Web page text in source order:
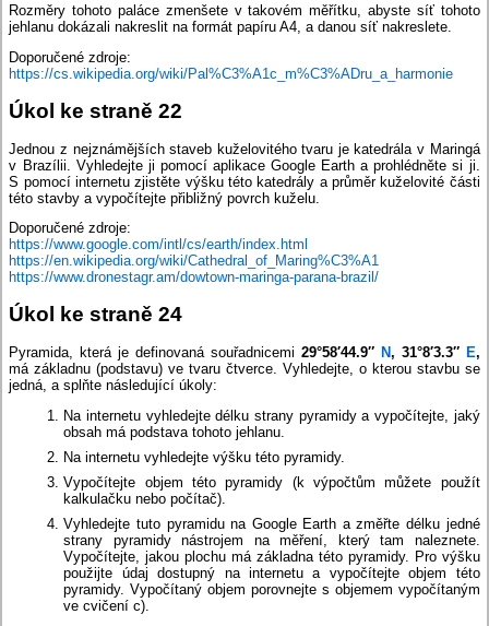
Rozměry tohoto paláce zmenšete v takovém měřítku, abyste síť tohoto
jehlanu dokázali nakreslit na formát papíru A4, a danou síť nakreslete.
Doporučené zdroje:
https://cs.wikipedia.org/wiki/Pal%C3%A1c_m%C3%ADru_a_harmonie
Úkol ke straně 22
Jednou z nejznámějších staveb kuželovitého tvaru je katedrála v Maringá
v Brazílii. Vyhledejte ji pomocí aplikace Google Earth a prohlédněte si ji.
S pomocí internetu zjistěte výšku této katedrály a průměr kuželovité části
této stavby a vypočítejte přibližný povrch kuželu.
Doporučené zdroje:
https://www.google.com/intl/cs/earth/index.html
https://en.wikipedia.org/wiki/Cathedral_of_Maring%C3%A1
https://www.dronestagr.am/dowtown-maringa-parana-brazil/
Úkol ke straně 24
Pyramida, která je definovaná souřadnicemi 29°58′44.9″ N, 31°8′3.3″ E,
má základnu (podstavu) ve tvaru čtverce. Vyhledejte, o kterou stavbu se
jedná, a splňte následující úkoly:
Na internetu vyhledejte délku strany pyramidy a vypočítejte, jaký
obsah má podstava tohoto jehlanu.
Na internetu vyhledejte výšku této pyramidy.
Vypočítejte objem této pyramidy (k výpočtům můžete použít
kalkulačku nebo počítač).
Vyhledejte tuto pyramidu na Google Earth a změřte délku jedné
strany pyramidy nástrojem na měření, který tam naleznete.
Vypočítejte, jakou plochu má základna této pyramidy. Pro výšku
použijte údaj dostupný na internetu a vypočítejte objem této
pyramidy. Vypočítaný objem porovnejte s objemem vypočítaným
ve cvičení c).